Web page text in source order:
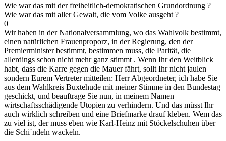
Wie war das mit der freiheitlich-demokratischen Grundordnung ?
Wie war das mit aller Gewalt, die vom Volke ausgeht ?
0
Wir haben in der Nationalversammlung, wo das Wahlvolk bestimmt,
einen natürlichen Frauenproporz, in der Regierung, den der
Premierminister bestimmt, bestimmen muss, die Parität, die
allerdings schon nicht mehr ganz stimmt . Wenn Ihr den Weitblick
habt, dass die Karre gegen die Mauer fährt, sollt Ihr nicht jaulen
sondern Eurem Vertreter mitteilen: Herr Abgeordneter, ich habe Sie
aus dem Wahlkreis Buxtehude mit meiner Stimme in den Bundestag
geschickt, und beauftrage Sie nun, in meinem Namen
wirtschaftsschädigende Utopien zu verhindern. Und das müsst Ihr
auch wirklich schreiben und eine Briefmarke drauf kleben. Wem das
zu viel ist, der muss eben wie Karl-Heinz mit Stöckelschuhen über
die Schi´ndeln wackeln.